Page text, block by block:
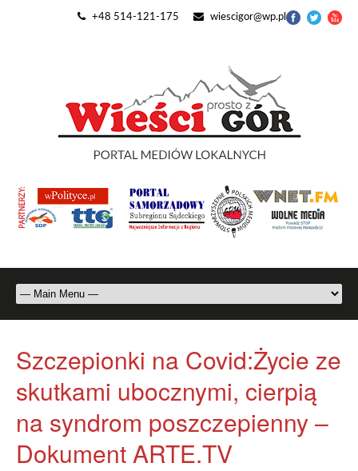
+48 514-121-175 wiescigor@wp.pl
Szczepionki na Covid:Życie ze
skutkami ubocznymi, cierpią
na syndrom poszczepienny –
Dokument ARTE.TV